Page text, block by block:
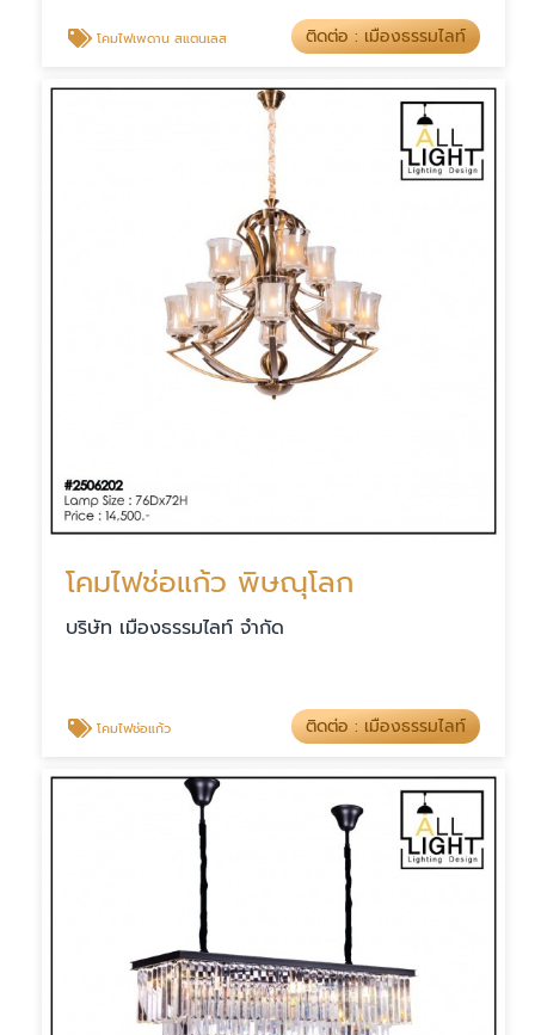
โคมไฟเพดาน สแตนเลส ติดต่อ : เมืองธรรมไลท์
โคมไฟช่อแก้ว พิษณุโลก
บริษัท เมืองธรรมไลท์ จำกัด
โคมไฟช่อแก้ว ติดต่อ : เมืองธรรมไลท์